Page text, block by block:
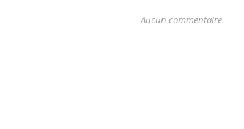
Aucun commentaire